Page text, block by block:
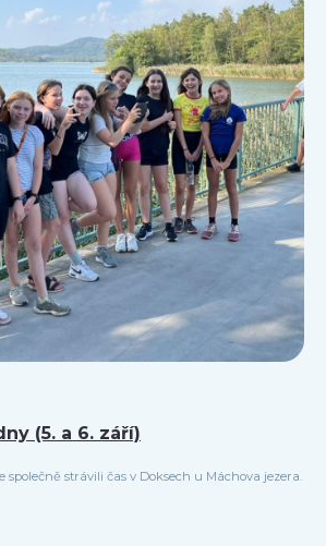
(5. a 6. září)
společně strávili čas v Doksech u Máchova jezera.